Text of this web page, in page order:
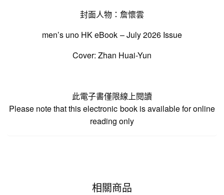
封面人物：詹懷雲
men’s uno HK eBook – July 2026 Issue
Cover: Zhan Huai-Yun
此電子書僅限線上閱讀
Please note that this electronic book is available for online
reading only
相關商品